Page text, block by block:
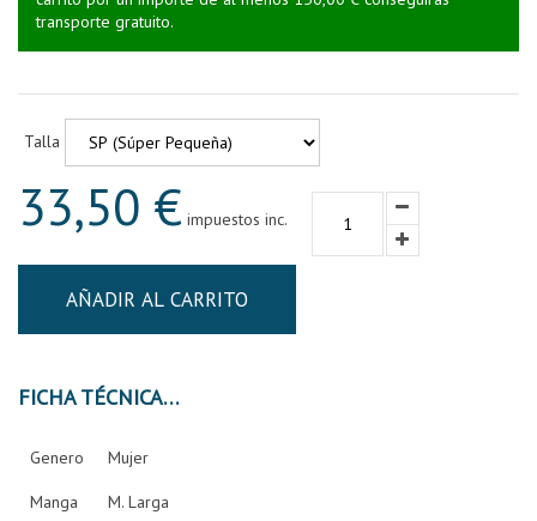
transporte gratuito.
Talla
33,50 € impuestos inc.
AÑADIR AL CARRITO
FICHA TÉCNICA
Genero Mujer
Manga M. Larga